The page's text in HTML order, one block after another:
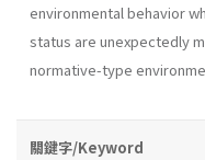
environmental behavior
status are unexpectedly
normative-type
關鍵字/Keyword